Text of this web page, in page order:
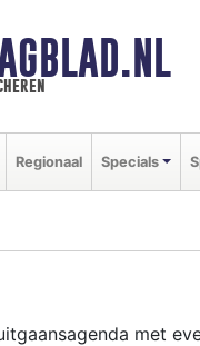
Regionaal Specials
met